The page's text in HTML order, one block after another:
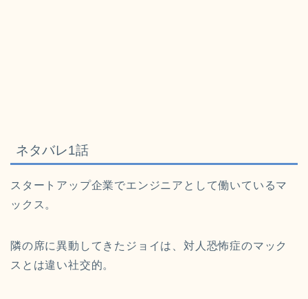
ネタバレ1話
スタートアップ企業でエンジニアとして働いているマ
ックス。
隣の席に異動してきたジョイは、対人恐怖症のマック
スとは違い社交的。